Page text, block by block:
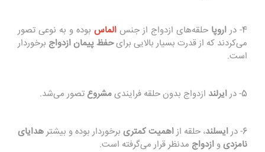
4- در اروپا حلقه‌های ازدواج از جنس الماس بوده و به نوعی تصور
می‌کردند که از قدرت بسیار بالایی برایحفظ پیمان ازدواج برخوردار
است.
5- در ایرلند ازدواج بدون حلقه فرایندیمشروعتصور می‌شد.
6- در ایسلند، حلقه ازاهمیت کمتری برخوردار بوده و بیشتر هدایای
نامزدیو ازدواج مدنظر قرار می‌گرفته است.